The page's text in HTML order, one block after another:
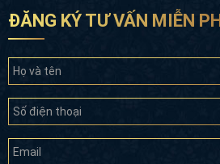
ĐĂNG KÝ TƯ VẤN MIỄN PHÍ